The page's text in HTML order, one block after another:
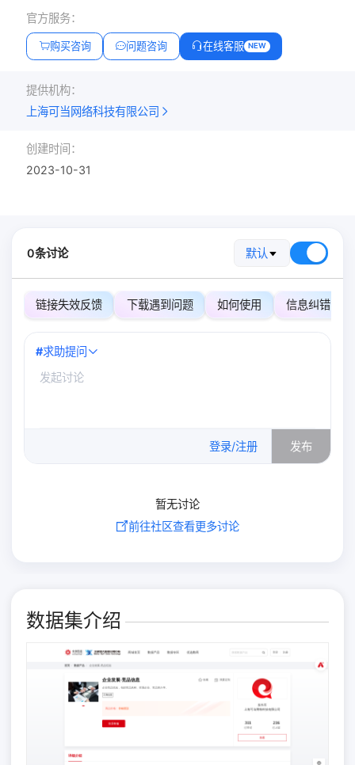
官方服务：
购买咨询 问题咨询 在线客服 NEW
提供机构：
上海可当网络科技有限公司
创建时间：
2023-10-31
0条讨论 默认
链接失效反馈 下载遇到问题 如何使用 信息纠错
#求助提问
登录/注册 发布
暂无讨论
前往社区查看更多讨论
数据集介绍